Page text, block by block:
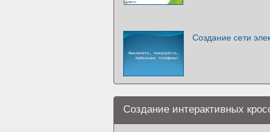
Создание сети
Создание интерактивных